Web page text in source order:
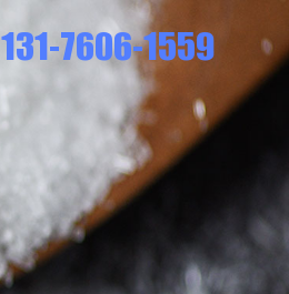
131-7606-1559